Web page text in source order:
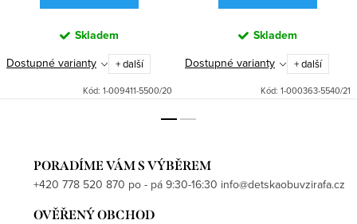
Skladem
Dostupné varianty + další
Kód: 1-009411-5500/20
Skladem
Dostupné varianty + další
Kód: 1-000363-5540/21
PORADÍME VÁM S VÝBĚREM
+420 778 520 870 po - pá 9:30-16:30 info@detskaobuvzirafa.cz
OVĚŘENÝ OBCHOD